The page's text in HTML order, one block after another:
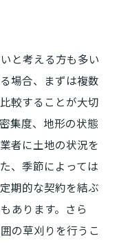
と考える方も多い
場合、まずは複数
較することが大切
集度、地形の状態
者に土地の状況を
、季節によっては
期的な契約を結ぶ
あります。さら
の草刈りを行うこ